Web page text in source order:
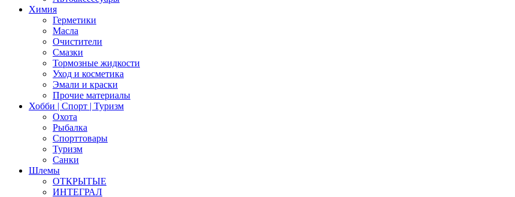
Химия
Герметики
Масла
Очистители
Смазки
Тормозные жидкости
Уход и косметика
Эмали и краски
Прочие материалы
Хобби | Cпорт | Туризм
Охота
Рыбалка
Спорттовары
Туризм
Санки
Шлемы
ОТКРЫТЫЕ
ИНТЕГРАЛ